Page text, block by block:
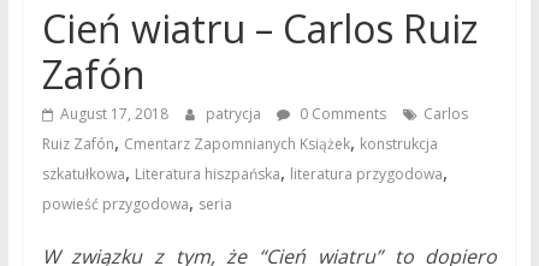
Cień wiatru – Carlos Ruiz
Zafón
August 17, 2018 patrycja 0 Comments
Carlos
Ruiz Zafón, Cmentarz Zapomnianych Książek, konstrukcja
szkatułkowa, Literatura hiszpańska, literatura przygodowa,
powieść przygodowa, seria
W związku z tym, że “Cień wiatru” to dopiero